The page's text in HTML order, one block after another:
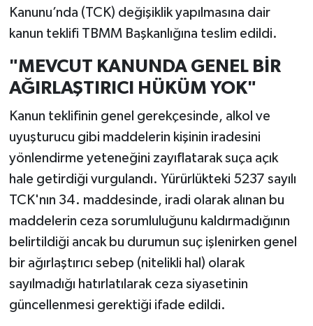
Kanunu’nda (TCK) değişiklik yapılmasına dair
kanun teklifi TBMM Başkanlığına teslim edildi.
"MEVCUT KANUNDA GENEL BİR
AĞIRLAŞTIRICI HÜKÜM YOK"
Kanun teklifinin genel gerekçesinde, alkol ve
uyuşturucu gibi maddelerin kişinin iradesini
yönlendirme yeteneğini zayıflatarak suça açık
hale getirdiği vurgulandı. Yürürlükteki 5237 sayılı
TCK'nın 34. maddesinde, iradi olarak alınan bu
maddelerin ceza sorumluluğunu kaldırmadığının
belirtildiği ancak bu durumun suç işlenirken genel
bir ağırlaştırıcı sebep (nitelikli hal) olarak
sayılmadığı hatırlatılarak ceza siyasetinin
güncellenmesi gerektiği ifade edildi.